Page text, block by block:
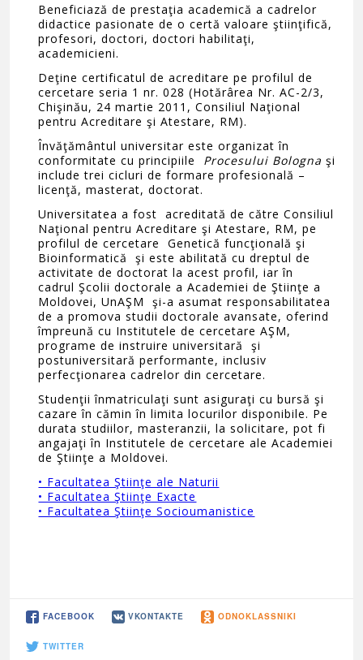
Beneficiază de prestaţia academică a cadrelor
didactice pasionate de o certă valoare ştiinţifică,
profesori, doctori, doctori habilitaţi,
academicieni.
Deţine certificatul de acreditare pe profilul de
cercetare seria 1 nr. 028 (Hotărârea Nr. AC-2/3,
Chişinău, 24 martie 2011, Consiliul Naţional
pentru Acreditare şi Atestare, RM).
Învăţământul universitar este organizat în
conformitate cu principiile Procesului Bologna şi
include trei cicluri de formare profesională –
licenţă, masterat, doctorat.
Universitatea a fost acreditată de cătreConsiliul
Naţional pentru Acreditare şi Atestare, RM, pe
profilul de cercetare Genetică funcţională şi
Bioinformatică şi este abilitată cu dreptul de
activitate de doctorat la acest profil, iar în
cadrul Şcolii doctorale a Academiei de Ştiinţe a
Moldovei, UnAŞM şi-a asumat responsabilitatea
de a promova studii doctorale avansate, oferind
împreună cu Institutele de cercetare AŞM,
programe de instruire universitară şi
postuniversitară performante, inclusiv
perfecţionarea cadrelor din cercetare.
Studenţii înmatriculaţi sunt asiguraţi cu bursă şi
cazare în cămin în limita locurilor disponibile. Pe
durata studiilor, masteranzii, la solicitare, pot fi
angajaţi în Institutele de cercetare ale Academiei
de Ştiinţe a Moldovei.
• Facultatea Ştiinţe ale Naturii
• Facultatea Ştiinţe Exacte
• Facultatea Ştiinţe Socioumanistice
FACEBOOK VKONTAKTE ODNOKLASSNIKI
TWITTER